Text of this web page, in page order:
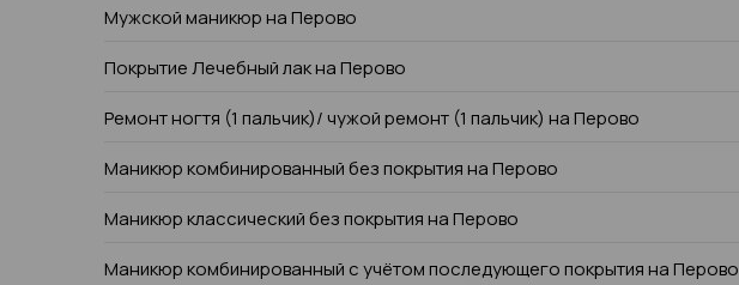
Мужской маникюр на Перово
Покрытие Лечебный лак на Перово
Ремонт ногтя (1 пальчик)/ чужой ремонт (1 пальчик) на Перово
Маникюр комбинированный без покрытия на Перово
Маникюр классический без покрытия на Перово
Маникюр комбинированный с учётом последующего покрытия на Перово